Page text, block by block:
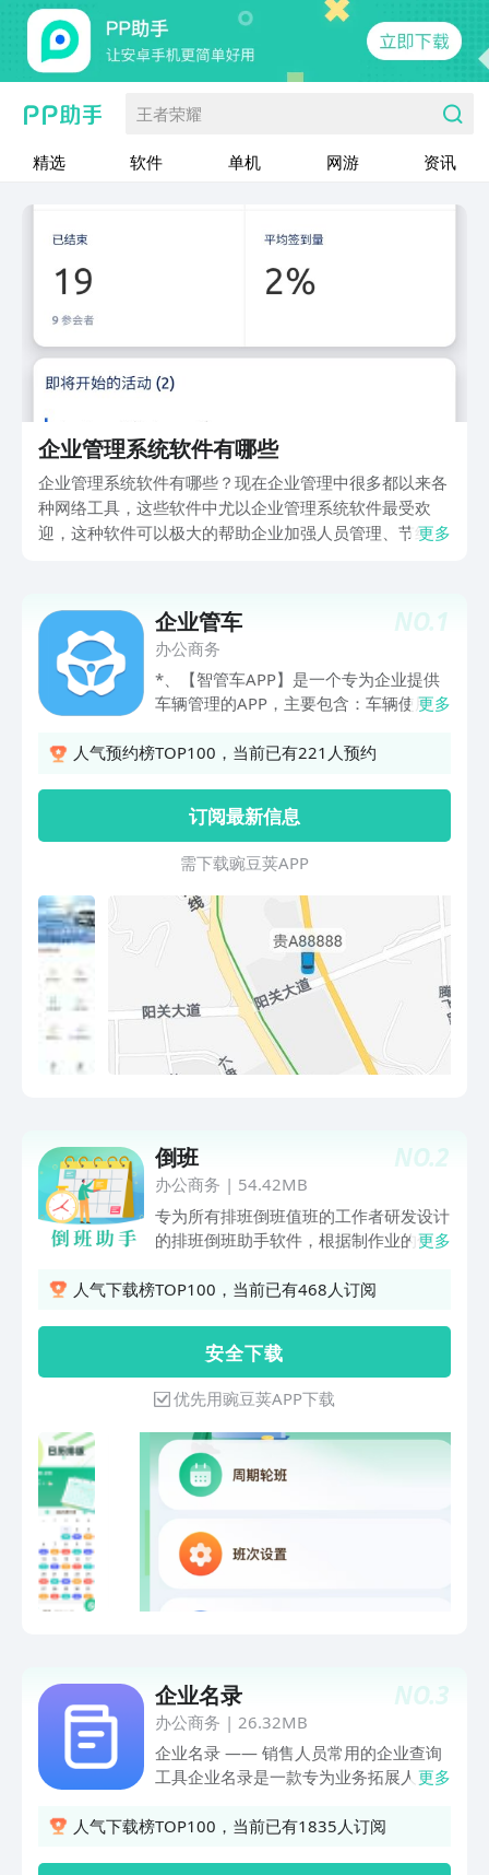
王者荣耀
精选 软件 单机 网游 资讯
企业管理系统软件有哪些
企业管理系统软件有哪些？现在企业管理中很多都以来各
种网络工具，这些软件中尤以企业管理系统软件最受欢
迎，这种软件可以极大的帮助企业加强人员管理、节约成
费企业管理软件呢？接下来小编就罗列几款管理软件，看
是不是有适合小型企业管理的软件，希望小编找到的这些
企业管理系统软件能帮到大家。
更多
NO.1
企业管车
办公商务
*、【智管车APP】是一个专为企业提供
车辆管理的APP，主要包含：车辆使用登
检、维修、交通事故和其他费用的台账记
的出车/收车登记，以及查看用车统计和
费用统计。 *、满足企业只需用车登记方
式就能管理车辆，简洁、高效。实现企业
移动管理车辆，提升车辆管理效率。 *、
操作简单，只需要车辆管理人员记录就能
达到车辆管理要求。
更多
人气预约榜TOP100，当前已有221人预约
订阅最新信息
需 下 载 豌 豆 荚 A P P
NO.2
倒班
办公商务 | 54.42MB
专为所有排班倒班值班的工作者研发设计
的排班倒班助手软件，根据制作业的倒班
业的医生护士等实际人群的排班需求，通
置，快速生成排班日历表，让倒班轮班换
班一目了然，不用再费心记班次情况。可
查倒班日历、当天天气，设置待办事项糖
果倒班界面清爽，交互简单，是您的智能
倒班排班小助手！ 产品功能：1.可添加
待办事项， 遇事不会忘，工作更轻松2.
可选择常规倒班模式，例如四班三倒、两
班倒，也可以自定义周期倒班时间，设置
班次和具体的上班时间3.倒班上班时间不
规律，试试打卡功能，坚持努力生活4.日
更多
人气下载榜TOP100，当前已有468人订阅
安 全 下 载
优先用豌豆荚APP下载
NO.3
企业名录
办公商务 | 26.32MB
企业名录 —— 销售人员常用的企业查询
工具企业名录是一款专为业务拓展人员打
键词搜索企业黄页信息，帮助销售人员更
更多
人气下载榜TOP100，当前已有1835人订阅